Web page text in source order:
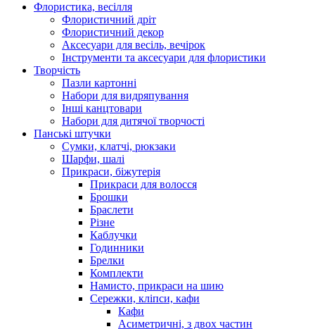
Флористика, весілля
Флористичний дріт
Флористичний декор
Аксесуари для весіль, вечірок
Інструменти та аксесуари для флористики
Творчість
Пазли картонні
Набори для видряпування
Інші канцтовари
Набори для дитячої творчості
Панські штучки
Сумки, клатчі, рюкзаки
Шарфи, шалі
Прикраси, біжутерія
Прикраси для волосся
Брошки
Браслети
Різне
Каблучки
Годинники
Брелки
Комплекти
Намисто, прикраси на шию
Сережки, кліпси, кафи
Кафи
Асиметричні, з двох частин